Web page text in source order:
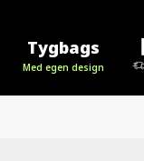
Tygbags
Med egen design